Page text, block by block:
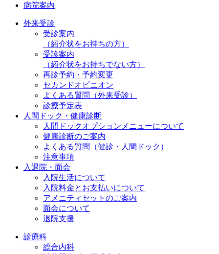
病院案内
外来受診
受診案内
（紹介状をお持ちの方）
受診案内
（紹介状をお持ちでない方）
再診予約・予約変更
セカンドオピニオン
よくある質問（外来受診）
診療予定表
人間ドック・健康診断
人間ドックオプションメニューについて
健康診断のご案内
よくある質問（健診・人間ドック）
注意事項
入退院・面会
入院生活について
入院料金とお支払いについて
アメニティセットのご案内
面会について
退院支援
診療科
総合内科